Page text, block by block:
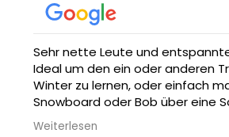
Sehr nette Leute und
Ideal um den ein oder anderen
Winter zu lernen, oder einfach
Snowboard oder Bob über eine
springen. Und wenn man nicht
Weiterlesen